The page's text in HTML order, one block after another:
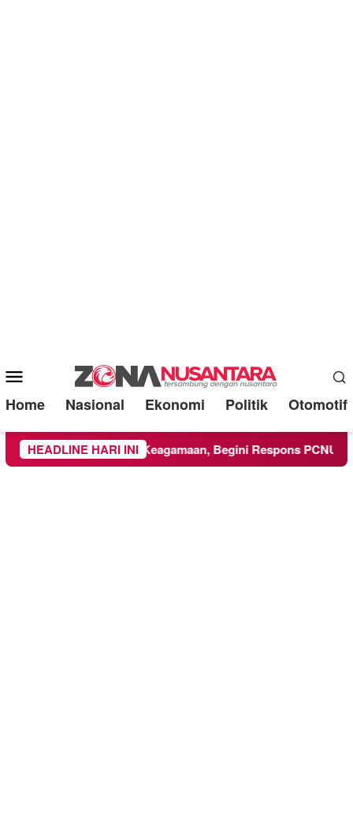
Mobile
Menu
Home Nasional Ekonomi Politik Otomotif
HEADLINE HARI INI
Kegiatan Keagamaan, Begini Respons PCNU dan Kampus